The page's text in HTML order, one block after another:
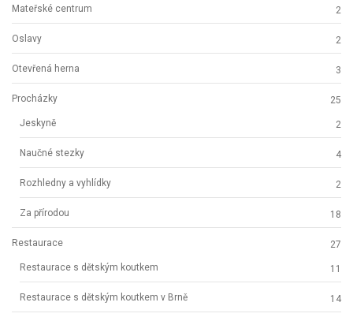
Mateřské centrum 2
Oslavy 2
Otevřená herna 3
Procházky 25
Jeskyně 2
Naučné stezky 4
Rozhledny a vyhlídky 2
Za přírodou 18
Restaurace 27
Restaurace s dětským koutkem 11
Restaurace s dětským koutkem v Brně 14